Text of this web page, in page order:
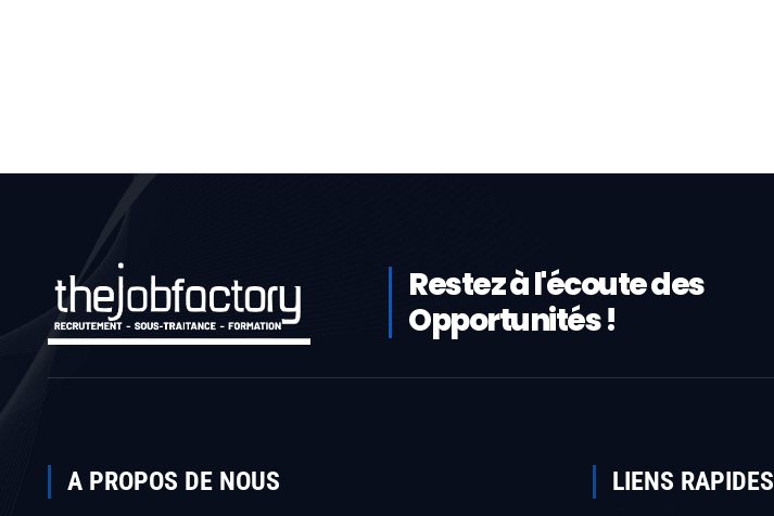
Restez à l'écoute des
Opportunités !
A PROPOS DE NOUS LIENS RAPIDES